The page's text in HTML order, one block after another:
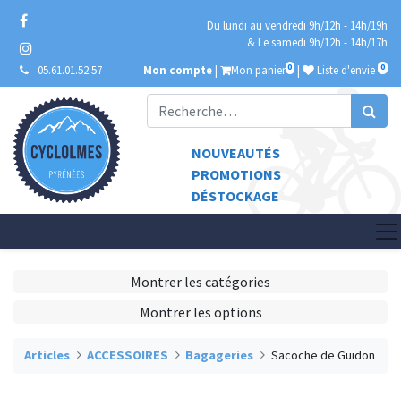
Du lundi au vendredi 9h/12h - 14h/19h
& Le samedi 9h/12h - 14h/17h
05.61.01.52.57
Mon compte | Mon panier 0 | Liste d'envie 0
NOUVEAUTÉS
PROMOTIONS
DÉSTOCKAGE
Montrer les catégories
Montrer les options
Articles ACCESSOIRES Bagageries Sacoche de Guidon